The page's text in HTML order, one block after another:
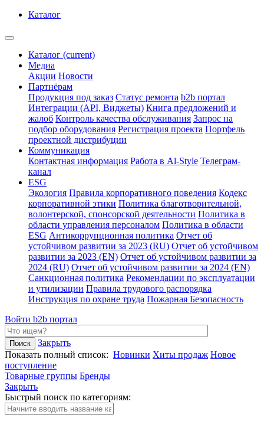
Каталог
Каталог (current)
Медиа
Акции Новости
Партнёрам
Продукция под заказ Статус ремонта b2b портал
Интеграции (API, Виджеты) Книга предложений и
жалоб Контроль качества обслуживания Запрос на
подбор оборудования Регистрация проекта Портфель
проектной дистрибуции
Коммуникация
Контактная информация Работа в Al-Style Телеграм-
канал
ESG
Экология Правила корпоративного поведения Кодекс
корпоративной этики Политика благотворительной,
волонтерской, спонсорской деятельности Политика в
области управления персоналом Политика в области
ESG Антикоррупционная политика Отчет об
устойчивом развитии за 2023 (RU) Отчет об устойчивом
развитии за 2023 (EN) Отчет об устойчивом развитии за
2024 (RU) Отчет об устойчивом развитии за 2024 (EN)
Санкционная политика Рекомендации по эксплуатации
и утилизации Правила трудового распорядка
Инструкция по охране труда Пожарная Безопасность
Войти b2b портал
Закрыть
Показать полный список: Новинки Хиты продаж Новое
поступление
Товарные группы Бренды
Закрыть
Быстрый поиск по категориям: